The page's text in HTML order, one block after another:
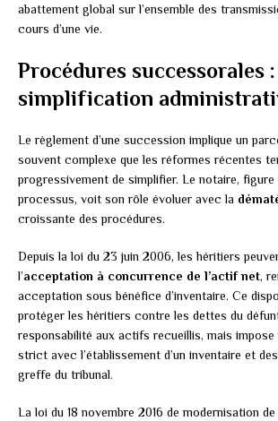
abattement global sur l’ensemble des
cours d’une vie.
Procédures successorales
simplification
Le règlement d’une succession implique un
souvent complexe que les réformes récentes
progressivement de simplifier. Le notaire,
processus, voit son rôle évoluer avec la
croissante des procédures.
Depuis la loi du 23 juin 2006, les héritiers
l’acceptation à concurrence de l’actif net,
acceptation sous bénéfice d’inventaire. Ce
protéger les héritiers contre les dettes du
responsabilité aux actifs recueillis, mais impose
strict avec l’établissement d’un inventaire et
greffe du tribunal.
La loi du 18 novembre 2016 de modernisation